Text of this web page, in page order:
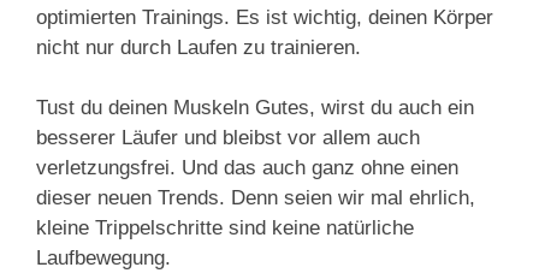
optimierten Trainings. Es ist wichtig, deinen Körper
nicht nur durch Laufen zu trainieren.
Tust du deinen Muskeln Gutes, wirst du auch ein
besserer Läufer und bleibst vor allem auch
verletzungsfrei. Und das auch ganz ohne einen
dieser neuen Trends. Denn seien wir mal ehrlich,
kleine Trippelschritte sind keine natürliche
Laufbewegung.